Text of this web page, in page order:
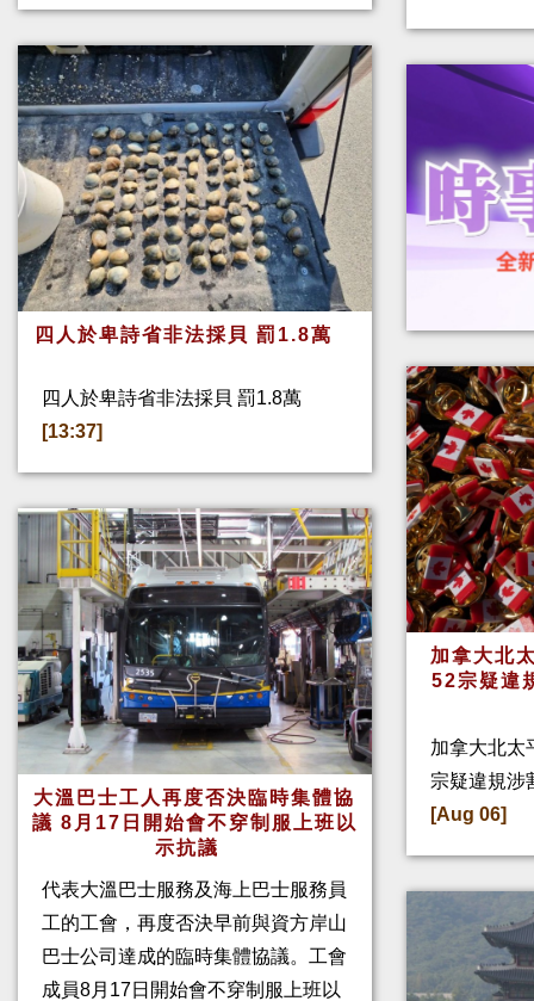
四人於卑詩省非法採貝 罰1.8萬
四人於卑詩省非法採貝 罰1.8萬
[13:37]
大溫巴士工人再度否決臨時集體協
議 8月17日開始會不穿制服上班以
示抗議
代表大溫巴士服務及海上巴士服務員
工的工會，再度否決早前與資方岸山
巴士公司達成的臨時集體協議。工會
成員8月17日開始會不穿制服上班以
加拿大北
52宗疑違
加拿大北太
宗疑違規涉
[Aug 06]